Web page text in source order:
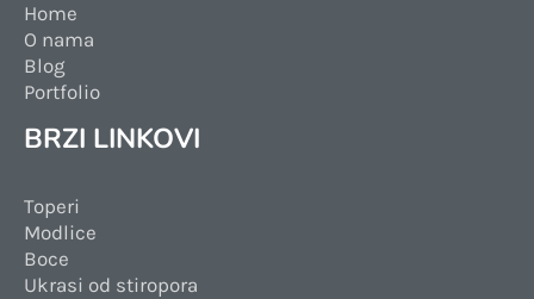
Home
O nama
Blog
Portfolio
BRZI LINKOVI
Toperi
Modlice
Boce
Ukrasi od stiropora